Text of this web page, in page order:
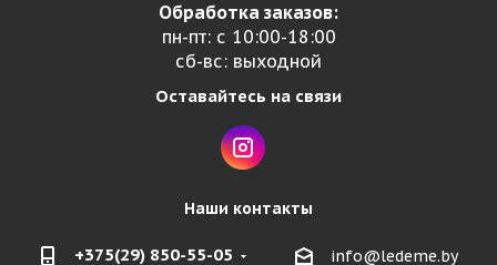
Обработка заказов:
пн-пт: с 10:00-18:00
сб-вс: выходной
Оставайтесь на связи
Наши контакты
+375(29) 850-55-05 info@ledeme.by